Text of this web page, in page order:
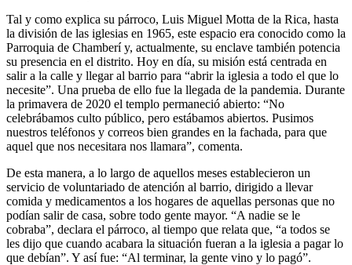
Tal y como explica su párroco, Luis Miguel Motta de la Rica, hasta
la división de las iglesias en 1965, este espacio era conocido como la
Parroquia de Chamberí y, actualmente, su enclave también potencia
su presencia en el distrito. Hoy en día, su misión está centrada en
salir a la calle y llegar al barrio para “abrir la iglesia a todo el que lo
necesite”. Una prueba de ello fue la llegada de la pandemia. Durante
la primavera de 2020 el templo permaneció abierto: “No
celebrábamos culto público, pero estábamos abiertos. Pusimos
nuestros teléfonos y correos bien grandes en la fachada, para que
aquel que nos necesitara nos llamara”, comenta.
De esta manera, a lo largo de aquellos meses establecieron un
servicio de voluntariado de atención al barrio, dirigido a llevar
comida y medicamentos a los hogares de aquellas personas que no
podían salir de casa, sobre todo gente mayor. “A nadie se le
cobraba”, declara el párroco, al tiempo que relata que, “a todos se
les dijo que cuando acabara la situación fueran a la iglesia a pagar lo
que debían”. Y así fue: “Al terminar, la gente vino y lo pagó”.